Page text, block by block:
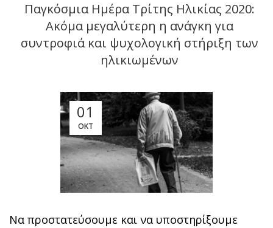
Παγκόσμια Ημέρα Τρίτης Ηλικίας 2020:
Ακόμα μεγαλύτερη η ανάγκη για
συντροφιά και ψυχολογική στήριξη των
ηλικιωμένων
01
ΟΚΤ
Να προστατεύσουμε και να υποστηρίξουμε